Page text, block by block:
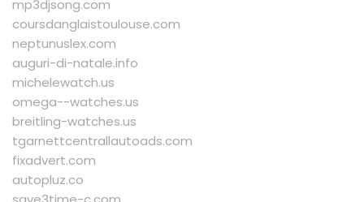
mp3djsong.com
coursdanglaistoulouse.com
neptunuslex.com
auguri-di-natale.info
michelewatch.us
omega--watches.us
breitling-watches.us
tgarnettcentrallautoads.com
fixadvert.com
autopluz.co